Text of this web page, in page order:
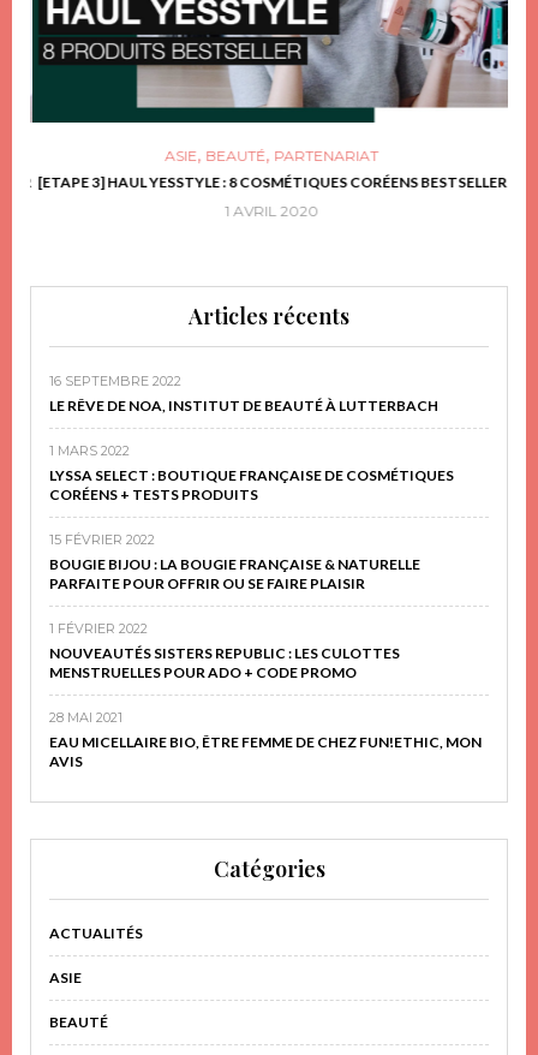
ASIE, BEAUTÉ, PARTENARIAT
[ETAPE 3] HAUL YESSTYLE : 8 COSMÉTIQUES CORÉENS BESTSELLER
1 AVRIL 2020
Articles récents
16 SEPTEMBRE 2022
LE RÊVE DE NOA, INSTITUT DE BEAUTÉ À LUTTERBACH
1 MARS 2022
LYSSA SELECT : BOUTIQUE FRANÇAISE DE COSMÉTIQUES
CORÉENS + TESTS PRODUITS
15 FÉVRIER 2022
BOUGIE BIJOU : LA BOUGIE FRANÇAISE & NATURELLE
PARFAITE POUR OFFRIR OU SE FAIRE PLAISIR
1 FÉVRIER 2022
NOUVEAUTÉS SISTERS REPUBLIC : LES CULOTTES
MENSTRUELLES POUR ADO + CODE PROMO
28 MAI 2021
EAU MICELLAIRE BIO, ÊTRE FEMME DE CHEZ FUN!ETHIC, MON
AVIS
Catégories
ACTUALITÉS
ASIE
BEAUTÉ